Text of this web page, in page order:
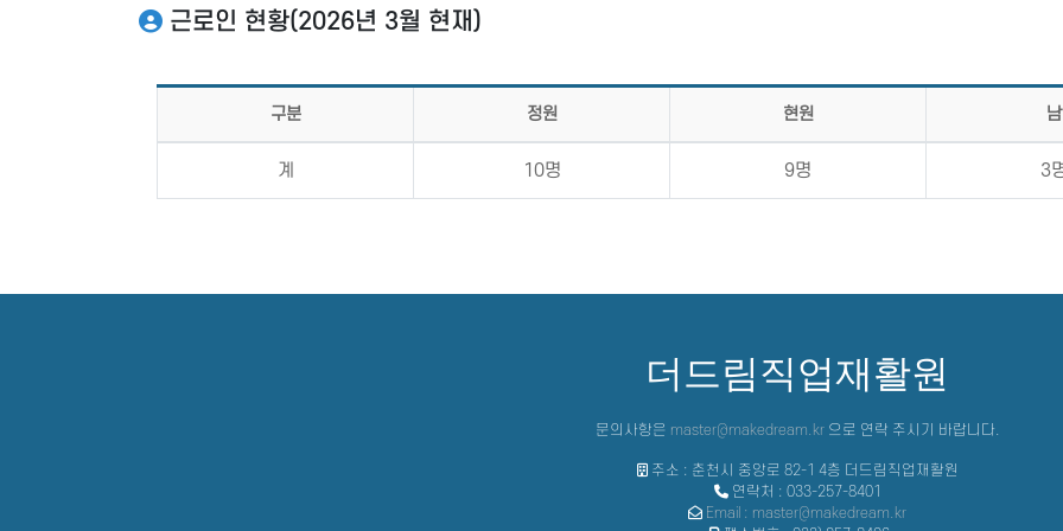
근로인 현황(2026년 3월 현재)
구분 정원 현원 남
계 10명 9명 3
더드림직업재활원
문의사항은 master@makedream.kr으로 연락 주시기 바랍니다.
주소 : 춘천시 중앙로 82-1 4층 더드림직업재활원
연락처 : 033-257-8401
Email : master@makedream.kr